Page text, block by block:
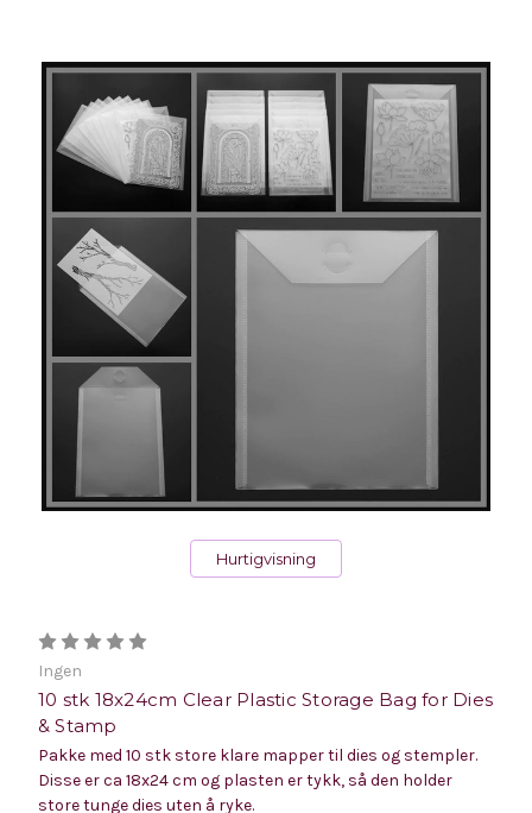
Hurtigvisning
Ingen
10 stk 18x24cm Clear Plastic Storage Bag for Dies
& Stamp
Pakke med 10 stk store klare mapper til dies og stempler.
Disse er ca 18x24 cm og plasten er tykk, så den holder
store tunge dies uten å ryke.